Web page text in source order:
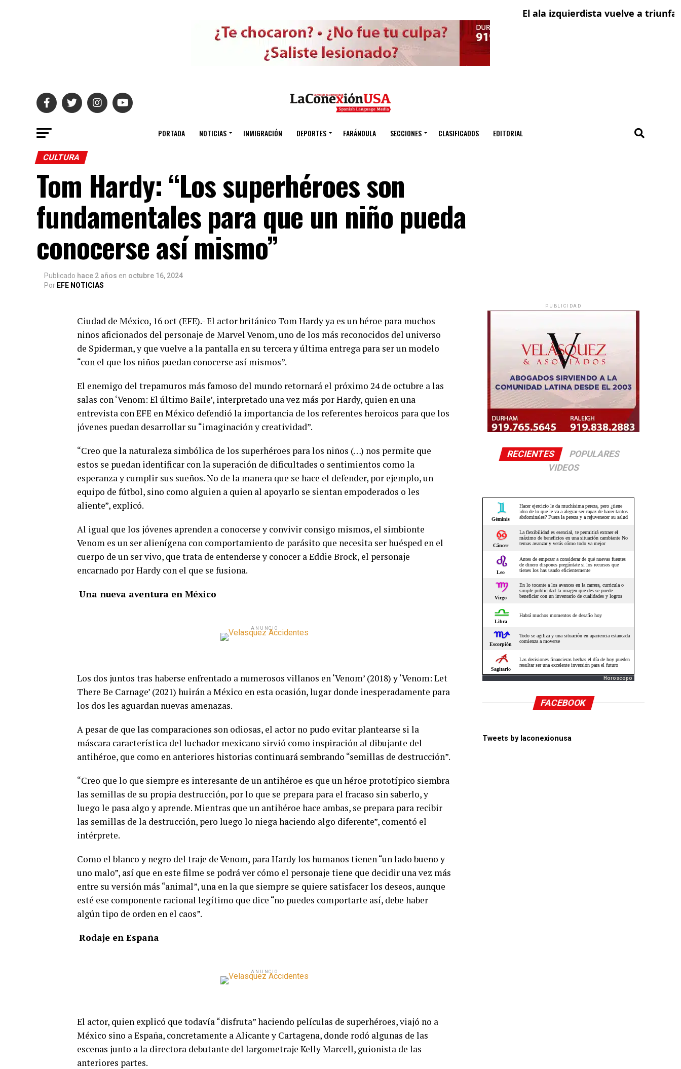
El ala izquierdista vuelve a triunfar en
ICE
PORTADA NOTICIAS INMIGRACIÓN DEPORTES FARÁNDULA SECCIONES CLASIFICADOS EDITORIAL
CULTURA
Tom Hardy: “Los superhéroes son
fundamentales para que un niño pueda
conocerse así mismo”
Publicado hace 2 años en octubre 16, 2024
Por EFE NOTICIAS
Ciudad de México, 16 oct (EFE).- El actor británico Tom Hardy ya es un héroe para muchos
niños aficionados del personaje de Marvel Venom, uno de los más reconocidos del universo
de Spiderman, y que vuelve a la pantalla en su tercera y última entrega para ser un modelo
“con el que los niños puedan conocerse así mismos”.
El enemigo del trepamuros más famoso del mundo retornará el próximo 24 de octubre a las
salas con ‘Venom: El último Baile’, interpretado una vez más por Hardy, quien en una
entrevista con EFE en México defendió la importancia de los referentes heroicos para que los
jóvenes puedan desarrollar su “imaginación y creatividad”.
“Creo que la naturaleza simbólica de los superhéroes para los niños (…) nos permite que
estos se puedan identificar con la superación de dificultades o sentimientos como la
esperanza y cumplir sus sueños. No de la manera que se hace el defender, por ejemplo, un
equipo de fútbol, sino como alguien a quien al apoyarlo se sientan empoderados o les
aliente”, explicó.
Al igual que los jóvenes aprenden a conocerse y convivir consigo mismos, el simbionte
Venom es un ser alienígena con comportamiento de parásito que necesita ser huésped en el
cuerpo de un ser vivo, que trata de entenderse y conocer a Eddie Brock, el personaje
encarnado por Hardy con el que se fusiona.
Una nueva aventura en México
ANUNCIO
Los dos juntos tras haberse enfrentado a numerosos villanos en ‘Venom’ (2018) y ‘Venom: Let
There Be Carnage’ (2021) huirán a México en esta ocasión, lugar donde inesperadamente para
los dos les aguardan nuevas amenazas.
A pesar de que las comparaciones son odiosas, el actor no pudo evitar plantearse si la
máscara característica del luchador mexicano sirvió como inspiración al dibujante del
antihéroe, que como en anteriores historias continuará sembrando “semillas de destrucción”.
“Creo que lo que siempre es interesante de un antihéroe es que un héroe prototípico siembra
las semillas de su propia destrucción, por lo que se prepara para el fracaso sin saberlo, y
luego le pasa algo y aprende. Mientras que un antihéroe hace ambas, se prepara para recibir
las semillas de la destrucción, pero luego lo niega haciendo algo diferente”, comentó el
intérprete.
Como el blanco y negro del traje de Venom, para Hardy los humanos tienen “un lado bueno y
uno malo”, así que en este filme se podrá ver cómo el personaje tiene que decidir una vez más
entre su versión más “animal”, una en la que siempre se quiere satisfacer los deseos, aunque
esté ese componente racional legítimo que dice “no puedes comportarte así, debe haber
algún tipo de orden en el caos”.
Rodaje en España
ANUNCIO
El actor, quien explicó que todavía “disfruta” haciendo películas de superhéroes, viajó no a
México sino a España, concretamente a Alicante y Cartagena, donde rodó algunas de las
escenas junto a la directora debutante del largometraje Kelly Marcell, guionista de las
anteriores partes.
PUBLICIDAD
RECIENTES
POPULARES
VIDEOS
Horoscopo
FACEBOOK
Tweets by laconexionusa